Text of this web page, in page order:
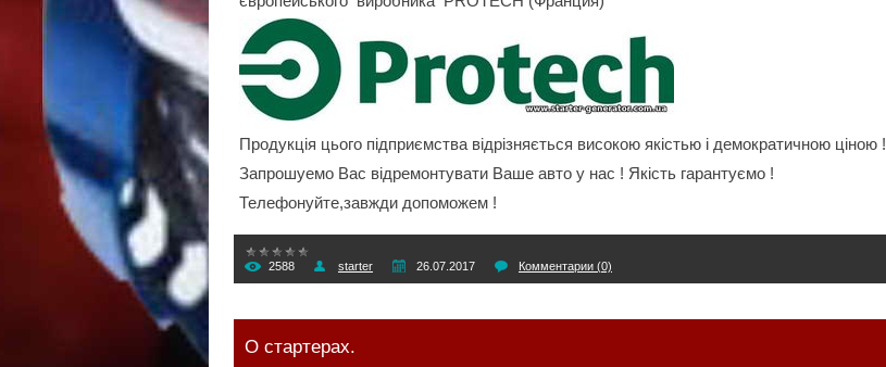
Продукція цього підприємства відрізняється високою якістью і демократичною ціною !
Запрошуемо Вас відремонтувати Ваше авто у нас ! Якість гарантуємо !
Телефонуйте,завжди допоможем !
2588 starter 26.07.2017 Комментарии (0)
О стартерах.